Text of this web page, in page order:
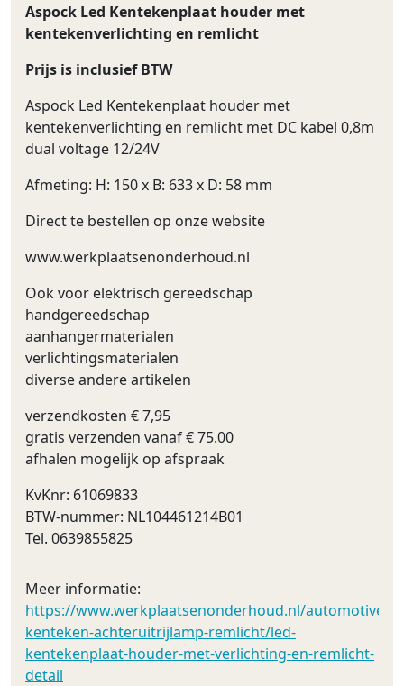
Aspock Led Kentekenplaat houder met
kentekenverlichting en remlicht
Prijs is inclusief BTW
Aspock Led Kentekenplaat houder met
kentekenverlichting en remlicht met DC kabel 0,8m
dual voltage 12/24V
Afmeting: H: 150 x B: 633 x D: 58 mm
Direct te bestellen op onze website
www.werkplaatsenonderhoud.nl
Ook voor elektrisch gereedschap
handgereedschap
aanhangermaterialen
verlichtingsmaterialen
diverse andere artikelen
verzendkosten € 7,95
gratis verzenden vanaf € 75.00
afhalen mogelijk op afspraak
KvKnr: 61069833
BTW-nummer: NL104461214B01
Tel. 0639855825
Meer informatie:
https://www.werkplaatsenonderhoud.nl/automotive/
kenteken-achteruitrijlamp-remlicht/led-
kentekenplaat-houder-met-verlichting-en-remlicht-
detail